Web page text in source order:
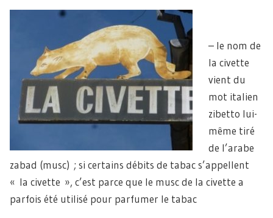
– le nom de
la civette
vient du
mot italien
zibetto lui-
même tiré
de l’arabe
zabad (musc) ; si certains débits de tabac s’appellent
« la civette », c’est parce que le musc de la civette a
parfois été utilisé pour parfumer le tabac